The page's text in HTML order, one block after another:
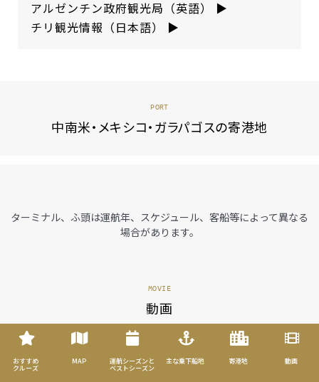
おすすめ
クルーズ
MAP 運航シーズンと
ベストシーズン
主な乗下船地 寄港地 動画
アルゼンチン政府観光局（英語）
▶︎
チリ観光情報（日本語）
▶︎
PORT
中南米・メキシコ・ガラパゴスの寄港地
ターミナル、ふ頭は運航年、スケジュール、客船等によって異なる
場合があります。
MOVIE
動画
TIPS